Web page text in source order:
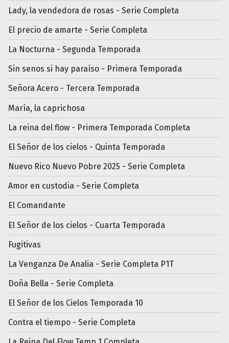
Lady, la vendedora de rosas - Serie Completa
El precio de amarte - Serie Completa
La Nocturna - Segunda Temporada
Sin senos si hay paraíso - Primera Temporada
Señora Acero - Tercera Temporada
María, la caprichosa
La reina del flow - Primera Temporada Completa
El Señor de los cielos - Quinta Temporada
Nuevo Rico Nuevo Pobre 2025 - Serie Completa
Amor en custodia - Serie Completa
El Comandante
El Señor de los cielos - Cuarta Temporada
Fugitivas
La Venganza De Analia - Serie Completa P1T
Doña Bella - Serie Completa
El Señor de los Cielos Temporada 10
Contra el tiempo - Serie Completa